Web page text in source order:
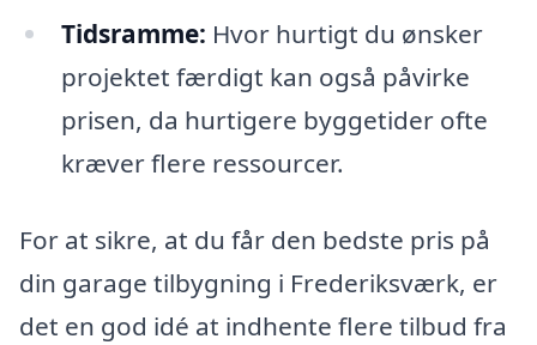
Tidsramme: Hvor hurtigt du ønsker
projektet færdigt kan også påvirke
prisen, da hurtigere byggetider ofte
kræver flere ressourcer.
For at sikre, at du får den bedste pris på
din garage tilbygning i Frederiksværk, er
det en god idé at indhente flere tilbud fra